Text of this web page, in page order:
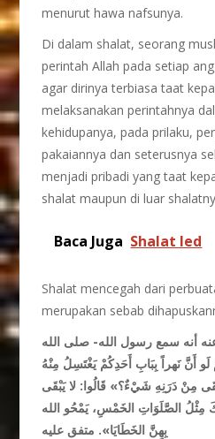
menurut hawa nafsunya.
Di dalam shalat, seorang
perintah Allah pada setiap
agar dirinya terbiasa taat
melaksanakan perintahnya
kehidupanya, pada prilaku,
pakaiannya dan seterusnya
menjadi pribadi yang taat
shalat maupun di luar
Baca Juga Shalat Ied
Shalat mencegah dari
merupakan sebab
أنه سمع رسول الله- صلى الله
لَو أَنَّ نَهراً بِبَابِ أَحَدِكُمْ يَغْتَسِلُ مِنْهُ
مِنْ دَرَنِهِ شَيْءٌ؟» قَالُوا: لا يَبْقَى
مِثْلُ الصَّلَوَاتِ الخَمْسِ، يَمْحُو الله
بِهِنَّ الخَطَايَا». متفق عليه